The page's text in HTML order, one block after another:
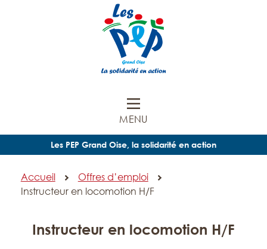
MENU
Les PEP Grand Oise, la solidarité en action
Accueil
Offres d’emploi
Instructeur en locomotion H/F
Instructeur en locomotion H/F